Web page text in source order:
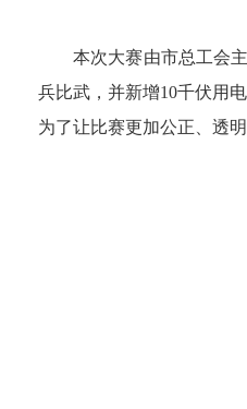
本次大赛由市总工会
兵比武，并新增10千伏用
为了让比赛更加公正、透